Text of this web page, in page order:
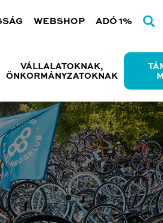
WEBSHOP ADÓ 1%
VÁLLALATOKNAK,
ÖNKORMÁNYZATOKNAK